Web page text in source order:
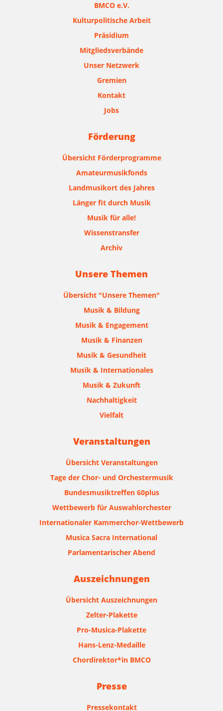
BMCO e.V.
Kulturpolitische Arbeit
Präsidium
Mitgliedsverbände
Unser Netzwerk
Gremien
Kontakt
Jobs
Förderung
Übersicht Förderprogramme
Amateurmusikfonds
Landmusikort des Jahres
Länger fit durch Musik
Musik für alle!
Wissenstransfer
Archiv
Unsere Themen
Übersicht "Unsere Themen"
Musik & Bildung
Musik & Engagement
Musik & Finanzen
Musik & Gesundheit
Musik & Internationales
Musik & Zukunft
Nachhaltigkeit
Vielfalt
Veranstaltungen
Übersicht Veranstaltungen
Tage der Chor- und Orchestermusik
Bundesmusiktreffen 60plus
Wettbewerb für Auswahlorchester
Internationaler Kammerchor-Wettbewerb
Musica Sacra International
Parlamentarischer Abend
Auszeichnungen
Übersicht Auszeichnungen
Zelter-Plakette
Pro-Musica-Plakette
Hans-Lenz-Medaille
Chordirektor*in BMCO
Presse
Pressekontakt